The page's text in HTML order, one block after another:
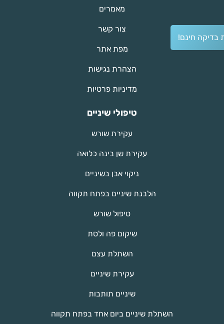
בדיקה חינם!
מאמרים
צור קשר
מפת אתר
הצהרת נגישות
מדיניות פרטיות
טיפולי שיניים
עקירת שורש
עקירת שן בינה כלואה
ניקוי אבן בשיניים
הלבנת שיניים בפתח תקווה
טיפול שורש
שיקום פה ולסת
השתלת עצם
עקירת שיניים
שיניים תותבות
השתלת שיניים ביום אחד בפתח תקווה